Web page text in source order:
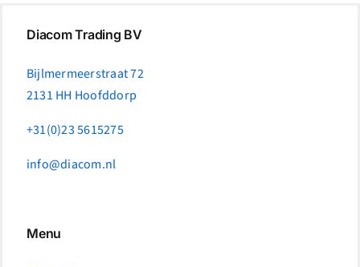
Diacom Trading BV
Bijlmermeerstraat 72
2131 HH Hoofddorp
+31(0)23 5615275
info@diacom.nl
Menu